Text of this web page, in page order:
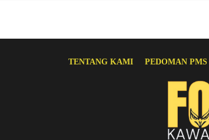
TENTANG KAMI PEDOMAN PMS